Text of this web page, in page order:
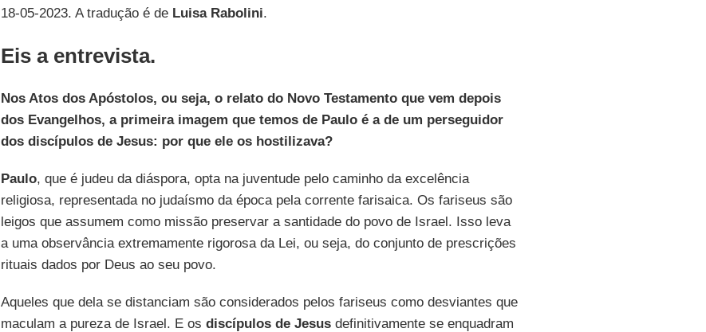
18-05-2023. A tradução é de Luisa Rabolini.
Eis a entrevista.
Nos Atos dos Apóstolos, ou seja, o relato do Novo Testamento que vem depois
dos Evangelhos, a primeira imagem que temos de Paulo é a de um perseguidor
dos discípulos de Jesus: por que ele os hostilizava?
Paulo, que é judeu da diáspora, opta na juventude pelo caminho da excelência
religiosa, representada no judaísmo da época pela corrente farisaica. Os fariseus são
leigos que assumem como missão preservar a santidade do povo de Israel. Isso leva
a uma observância extremamente rigorosa da Lei, ou seja, do conjunto de prescrições
rituais dados por Deus ao seu povo.
Aqueles que dela se distanciam são considerados pelos fariseus como desviantes que
maculam a pureza de Israel. E os discípulos de Jesusdefinitivamente se enquadram